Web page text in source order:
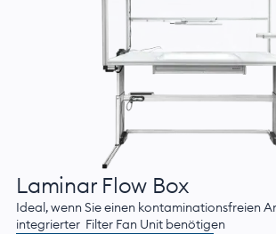
Laminar Flow Box
Ideal, wenn Sie einen kontaminationsfreien
integrierter Filter Fan Unit benötigen